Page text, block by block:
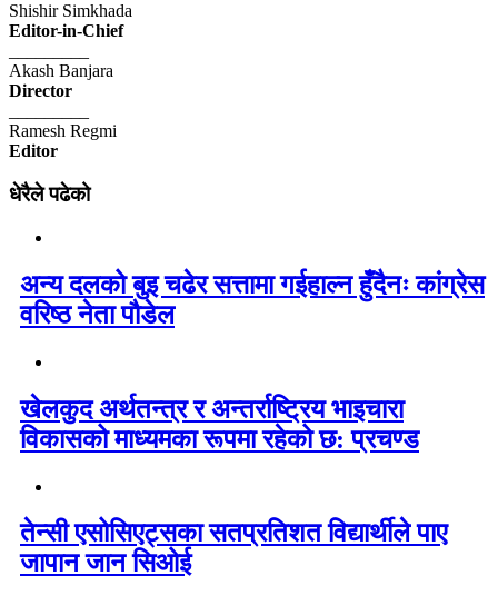
Shishir Simkhada
Editor-in-Chief
Akash Banjara
Director
Ramesh Regmi
Editor
धेरैले पढेको
अन्य दलको बुइ चढेर सत्तामा गईहाल्न हुँदैनः कांग्रेस
वरिष्ठ नेता पौडेल
खेलकुद अर्थतन्त्र र अन्तर्राष्ट्रिय भाइचारा
विकासको माध्यमका रूपमा रहेको छ: प्रचण्ड
तेन्सी एसोसिएट्सका सतप्रतिशत विद्यार्थीले पाए
जापान जान सिओई